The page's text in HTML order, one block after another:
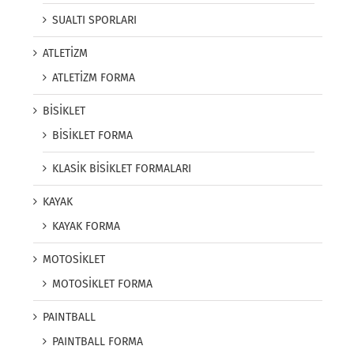
SUALTI SPORLARI
ATLETİZM
ATLETİZM FORMA
BİSİKLET
BİSİKLET FORMA
KLASİK BİSİKLET FORMALARI
KAYAK
KAYAK FORMA
MOTOSİKLET
MOTOSİKLET FORMA
PAINTBALL
PAINTBALL FORMA